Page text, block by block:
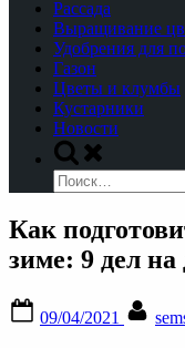
Рассада
Выращивание
Удобрения для
Газон
Цветы и клумбы
Кустарники
Новости
Toggle
search
form
Найти:
Как
зиме: 9 дел на
on
09/04/2021